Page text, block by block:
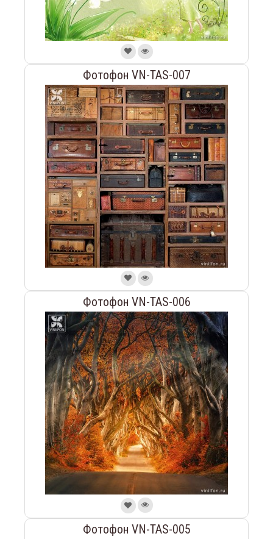
Фотофон VN-TAS-007
Фотофон VN-TAS-006
Фотофон VN-TAS-005